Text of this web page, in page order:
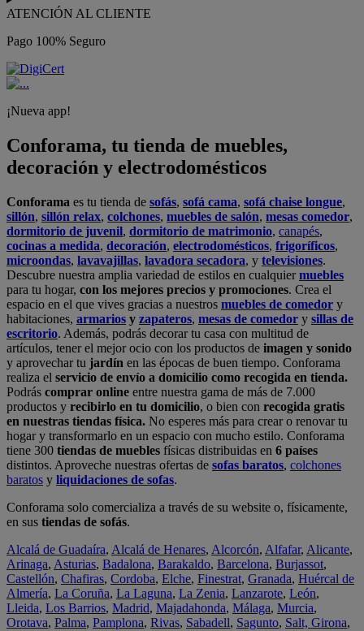
ATENCIÓN AL CLIENTE
Pago 100% Seguro
¡Nueva app!
Conforama, tu tienda de muebles,
decoración y electrodomésticos
Conforama es tu tienda de sofás, sofá cama, sofá chaise longue,
sillón, sillón relax, colchones, muebles de salón, mesas comedor,
dormitorio de juvenil, dormitorio de matrimonio, canapés,
cocinas a medida, decoración, electrodomésticos, frigoríficos,
microondas, lavavajillas, lavadora secadora, y televisiones.
Descubre nuestra amplia variedad de estilos en cualquiermuebles
para tu hogar, con los mejores precios y promociones. Crea el
espacio en el que vives gracias a nuestros muebles de comedor y
habitaciones, armarios y zapateros, mesas de comedor y sillas de
escritorio. Además, podrás decorar tu casa con multitud de
artículos, tener el mejor ocio con los productos de imagen y sonido
y aprovechar tu jardín en las épocas de buen tiempo. Conforama
realiza el servicio de envío a domicilio como recogida en tienda.
Podrás comprar online entre nuestra gama de más de 7.000
productos y recibirlo en tu domicilio, o bien con recogida gratis
en nuestras tiendas física. No esperes más para crear o renovar tu
hogar y transformarlo en un espacio con mucho estilo. Conforama
tiene 300 tiendas de muebles físicas distribuidas en 6 países
distintos. Aproveche nuestras ofertas de sofas baratos, colchones
baratos y liquidaciones de sofas.
Conforama solo comercializa a través de su website o, físicamente,
en sus tiendas de sofás.
Alcalá de Guadaíra, Alcalá de Henares, Alcorcón, Alfafar, Alicante,
Arinaga, Asturias, Badalona, Barakaldo, Barcelona, Burjassot,
Castellón, Chafiras, Cordoba, Elche, Finestrat, Granada, Huércal de
Almería, La Coruña, La Laguna, La Zenia, Lanzarote, León,
Lleida, Los Barrios, Madrid, Majadahonda, Málaga, Murcia,
Orotava, Palma, Pamplona, Rivas, Sabadell, Sagunto, Salt, Girona,